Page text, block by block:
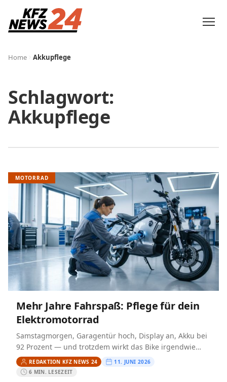
Home Akkupflege
Schlagwort:
Akkupflege
MOTORRAD
Mehr Jahre Fahrspaß: Pflege für dein
Elektromotorrad
Samstagmorgen, Garagentür hoch, Display an, Akku bei
92 Prozent — und trotzdem wirkt das Bike irgendwie
müde. Ich kenne genau diesen Moment. Oft ist nicht…
REDAKTION KFZ NEWS 24
11. JUNI 2026
6 MIN. LESEZEIT